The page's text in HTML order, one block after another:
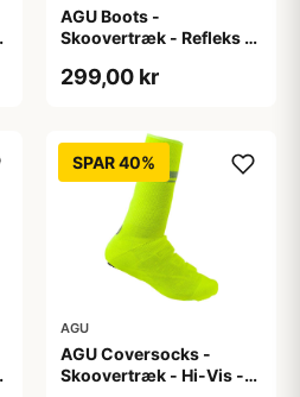
AGU Boots -
Skoovertræk - Refleks -
299,00 kr
SPAR 40%
AGU
AGU Coversocks -
Skoovertræk - Hi-Vis -